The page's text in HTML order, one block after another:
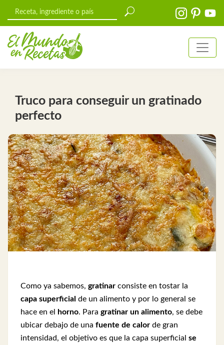
Truco para conseguir un gratinado
perfecto
Como ya sabemos, gratinar consiste en tostar la
capa superficial de un alimento y por lo general se
hace en el
horno. Para gratinar un alimento, se debe
ubicar debajo de una fuente de calor de gran
intensidad, el objetivo es que la capa superficial se